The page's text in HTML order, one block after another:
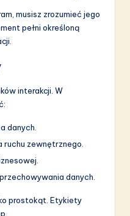
musisz zrozumieć jego
pełni określoną
interakcji. W
danych.
ruchu zewnętrznego.
danych.
prostokąt. Etykiety